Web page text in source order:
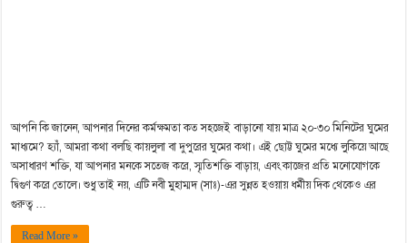
আপনি কি জানেন, আপনার দিনের কর্মক্ষমতা কত সহজেই বাড়ানো যায় মাত্র ২০-৩০ মিনিটের ঘুমের
মাধ্যমে? হ্যাঁ, আমরা কথা বলছি কায়লুলা বা দুপুরের ঘুমের কথা। এই ছোট্ট ঘুমের মধ্যে লুকিয়ে আছে
অসাধারণ শক্তি, যা আপনার মনকে সতেজ করে, স্মৃতিশক্তি বাড়ায়, এবং কাজের প্রতি মনোযোগকে
দ্বিগুণ করে তোলে। শুধু তাই নয়, এটি নবী মুহাম্মদ (সাঃ)-এর সুন্নত হওয়ায় ধর্মীয় দিক থেকেও এর
গুরুত্ব …
Read More »